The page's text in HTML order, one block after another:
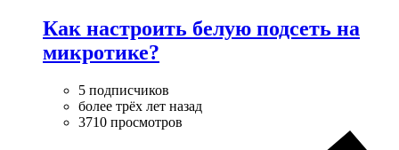
Как настроить белую подсеть на
микротике?
5 подписчиков
более трёх лет назад
3710 просмотров